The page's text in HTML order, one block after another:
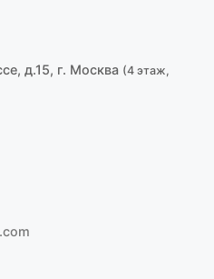
д.15, г. Москва (4 этаж,